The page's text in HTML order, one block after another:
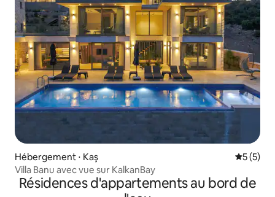
Hébergement ⋅ Kaş
5 (5)
Villa Banu avec vue sur KalkanBay
Résidences d'appartements au bord de